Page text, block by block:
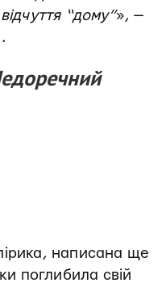
“дому”», —
написана ще
поглибила свій